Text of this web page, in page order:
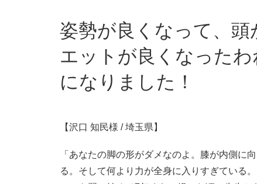
姿勢が良くなって、頭が前に出ていないよ。シル
エットが良くなった
になりました！
【沢口 知民様 / 埼玉県】
「あなたの脚の形がダメなのよ。膝が内側に
る。そして何より力が全身に入りすぎている